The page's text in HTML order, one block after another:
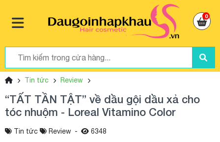
0
Tin tức Review
“TẤT TẦN TẬT” về dầu gội dầu xả cho
tóc nhuộm - Loreal Vitamino Color
Tin tức Review - 6348